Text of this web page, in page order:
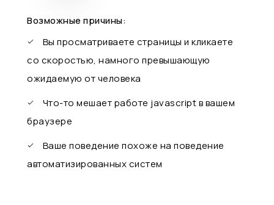
Возможные причины:
Вы просматриваете страницы и кликаете
со скоростью, намного превышающую
ожидаемую от человека
Что-то мешает работе javascript в вашем
браузере
Ваше поведение похоже на поведение
автоматизированных систем